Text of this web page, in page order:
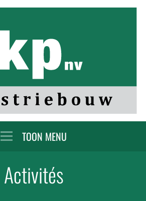
MENU
Activités